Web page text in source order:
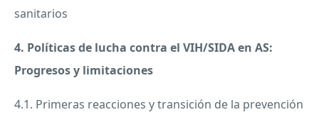
sanitarios
4. Políticas de lucha contra el VIH/SIDAen AS:
Progresos y limitaciones
4.1. Primeras reacciones y transición de la prevención